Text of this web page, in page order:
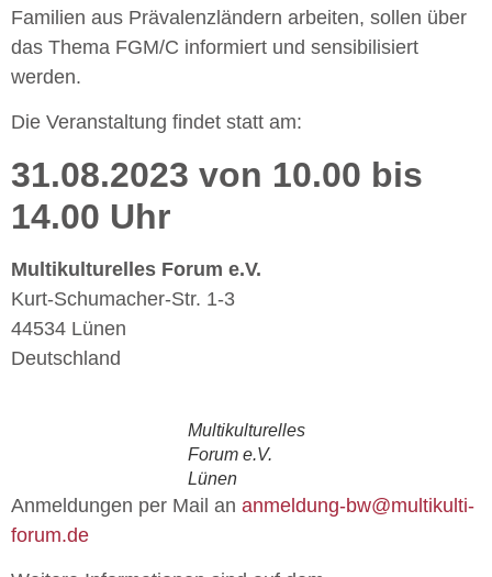
Familien aus Prävalenzländern arbeiten, sollen über
das Thema FGM/C informiert und sensibilisiert
werden.
Die Veranstaltung findet statt am:
31.08.2023 von 10.00 bis
14.00 Uhr
Multikulturelles Forum e.V.
Kurt-Schumacher-Str. 1-3
44534 Lünen
Deutschland
Multikulturelles
Forum e.V.
Lünen
Anmeldungen per Mail an anmeldung-bw@multikulti-
forum.de